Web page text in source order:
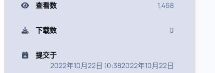
查看数 1,468
下载数 0
提交于
2022年10月22日 10:382022年10月22日